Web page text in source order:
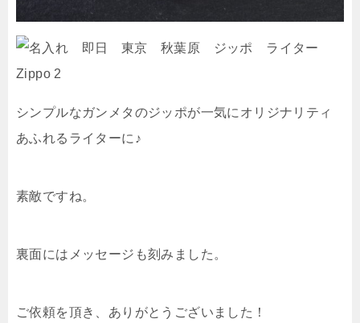
シンプルなガンメタのジッポが一気にオリジナリティ
あふれるライターに♪
素敵ですね。
裏面にはメッセージも刻みました。
ご依頼を頂き、ありがとうございました！